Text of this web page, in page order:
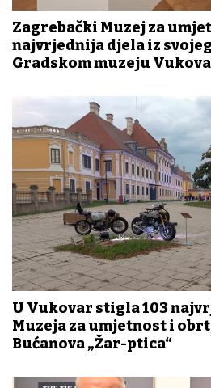
Zagrebački Muzej za
najvrjednija djela iz
Gradskom muzeju
U Vukovar stigla 103
Muzeja za umjetnost i
Bućanova „Žar-ptica“